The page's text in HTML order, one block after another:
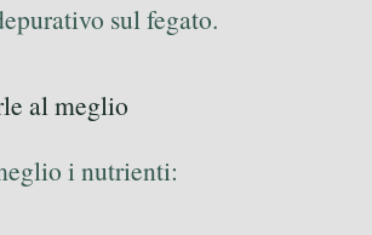
sul fegato.
al meglio
i nutrienti: